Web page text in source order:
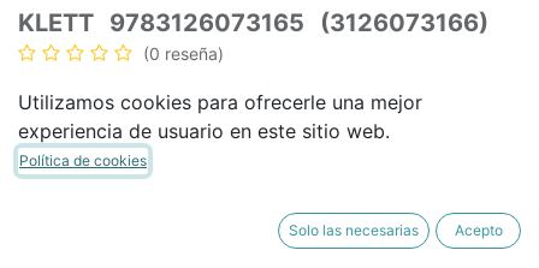
KLETT 9783126073165 (3126073166)
(0 reseña)
21,87€ 25,73 € IVA Incluido
COMPRAR AHORA
Utilizamos cookies para ofrecerle una mejor
experiencia de usuario en este sitio web.
Política de cookies
Solo las necesarias Acepto